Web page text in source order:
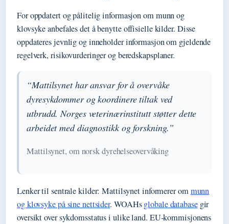
For oppdatert og pålitelig informasjon om munn og
klovsyke anbefales det å benytte offisielle kilder. Disse
oppdateres jevnlig og inneholder informasjon om gjeldende
regelverk, risikovurderinger og beredskapsplaner.
“Mattilsynet har ansvar for å overvåke
dyresykdommer og koordinere tiltak ved
utbrudd. Norges veterinærinstitutt støtter dette
arbeidet med diagnostikk og forskning.”
Mattilsynet, om norsk dyrehelseovervåking
Lenker til sentrale kilder: Mattilsynet informerer ommunn
og klovsyke på sine nettsider. WOAHsglobale databasegir
oversikt over sykdomsstatus i ulike land. EU-kommisjonens